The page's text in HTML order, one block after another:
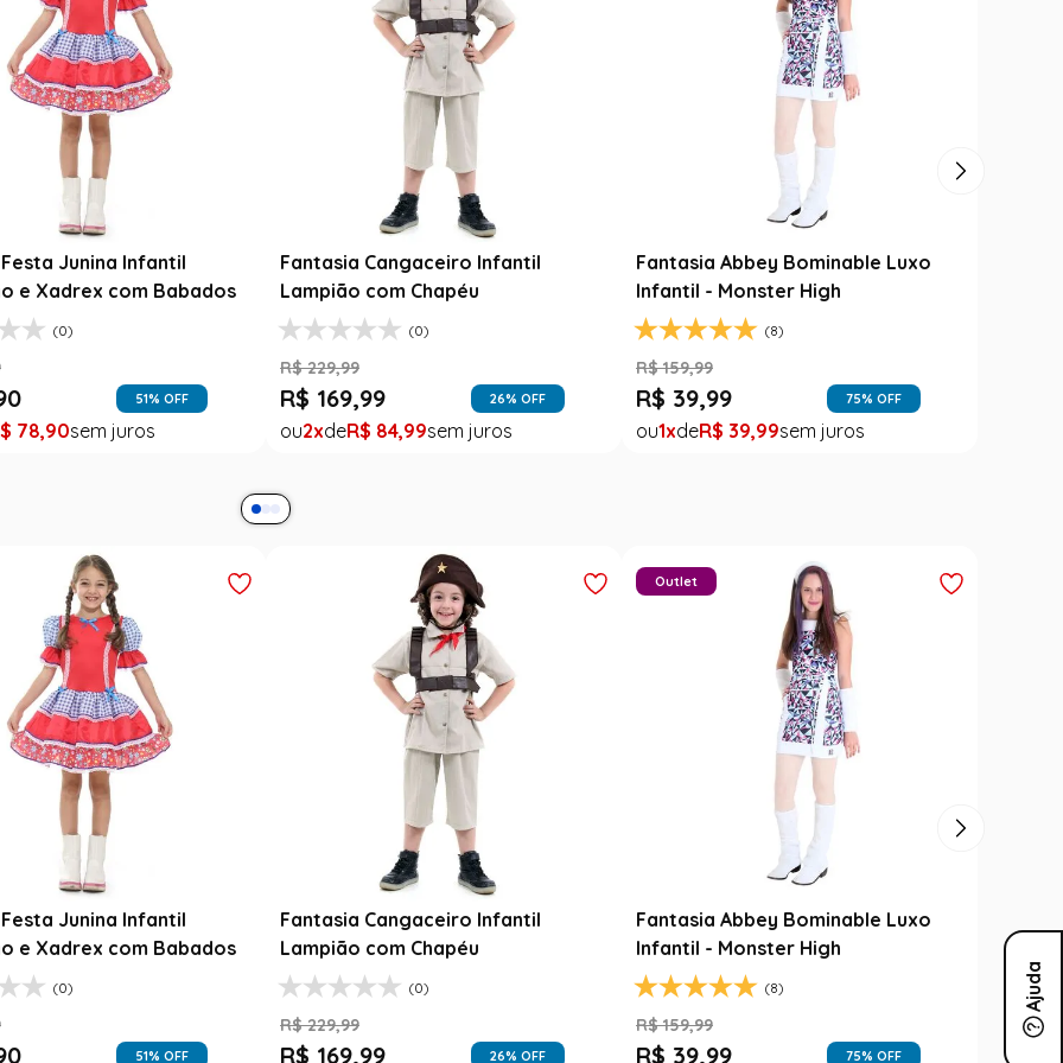
Junina Bebê Menina
Rosa Floral com Renda
99
Saia Infantil Festa Junina Carimbó
Xadrez Preto com Girassol
R$ 129 99
R$ 78 , 90
1 R$
Saia Festa Junina Infantil Branca
Noivinha com Fitas Coloridas
R$ 78 90
R$ 49, 99
1 R$
Junina Bebê Menina
Rosa Floral com Renda
99
Saia Infantil Festa Junina Carimbó
Xadrez Preto com Girassol
R$ 129 99
R$ 78 , 90
1 R$
Saia Festa Junina Infantil Branca
Noivinha com Fitas Coloridas
R$ 78 90
R$ 49, 99
1 R$
Ajuda